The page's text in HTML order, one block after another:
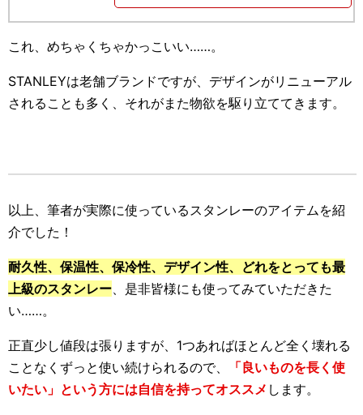
これ、めちゃくちゃかっこいい……。
STANLEYは老舗ブランドですが、デザインがリニューアル
されることも多く、それがまた物欲を駆り立ててきます。
以上、筆者が実際に使っているスタンレーのアイテムを紹
介でした！
耐久性、保温性、保冷性、デザイン性、どれをとっても最
上級のスタンレー、是非皆様にも使ってみていただきた
い……。
正直少し値段は張りますが、1つあればほとんど全く壊れる
ことなくずっと使い続けられるので、
「良いものを長く使
いたい」という方には自信を持ってオススメ します。